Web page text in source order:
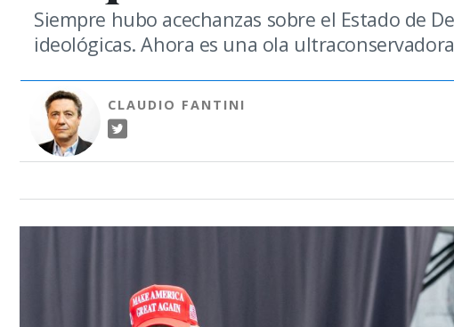
Siempre hubo acechanzas sobre el Estado de
ideológicas. Ahora es una ola
CLAUDIO FANTINI